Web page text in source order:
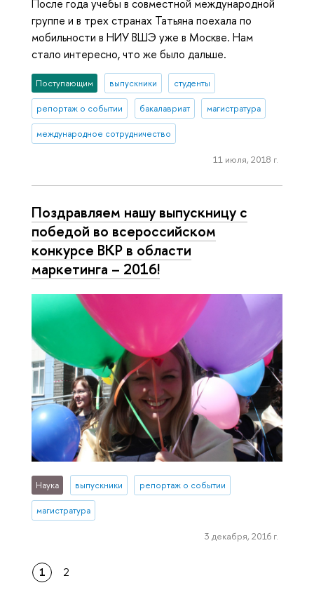
После года учебы в совместной международной
группе и в трех странах Татьяна поехала по
мобильности в НИУ ВШЭ уже в Москве. Нам
стало интересно, что же было дальше.
Поступающим выпускники студенты
репортаж о событии бакалавриат магистратура
международное сотрудничество
11 июля, 2018 г.
Поздравляем нашу выпускницу с
победой во всероссийском
конкурсе ВКР в области
маркетинга – 2016!
Наука выпускники репортаж о событии
магистратура
3 декабря, 2016 г.
1 2